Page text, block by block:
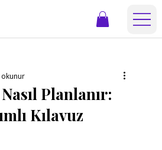
Planlanır:
Kılavuz